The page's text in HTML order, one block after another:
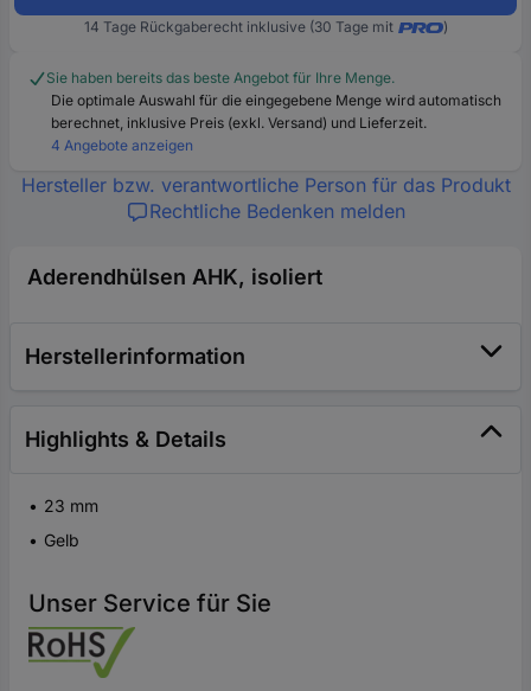
14 Tage Rückgaberecht inklusive (30 Tage mit )
Sie haben bereits das beste Angebot für Ihre Menge.
Die optimale Auswahl für die eingegebene Menge wird automatisch
berechnet, inklusive Preis (exkl. Versand) und Lieferzeit.
4 Angebote anzeigen
Hersteller bzw. verantwortliche Person für das Produkt
Rechtliche Bedenken melden
Aderendhülsen AHK, isoliert
Herstellerinformation
Highlights & Details
23 mm
Gelb
Unser Service für Sie